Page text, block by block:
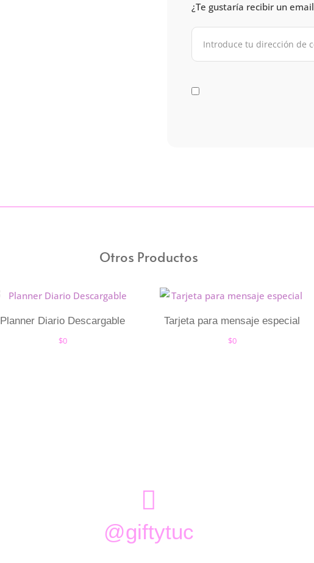
¿Te gustaría recibir un
Otros Productos
Planner Diario Descargable
$0
Tarjeta para mensaje especial
$0

@giftytuc